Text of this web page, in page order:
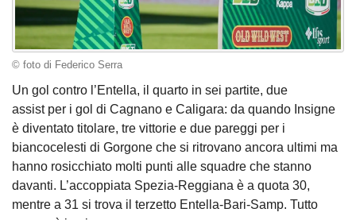
© foto di Federico Serra
Un gol contro l’Entella, il quarto in sei partite, due
assist per i gol di Cagnano e Caligara: da quando Insigne
è diventato titolare, tre vittorie e due pareggi per i
biancocelesti di Gorgone che si ritrovano ancora ultimi ma
hanno rosicchiato molti punti alle squadre che stanno
davanti. L’accoppiata Spezia-Reggiana è a quota 30,
mentre a 31 si trova il terzetto Entella-Bari-Samp. Tutto